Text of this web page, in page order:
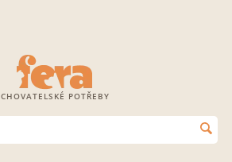
CHOVATELSKÉ POTŘEBY